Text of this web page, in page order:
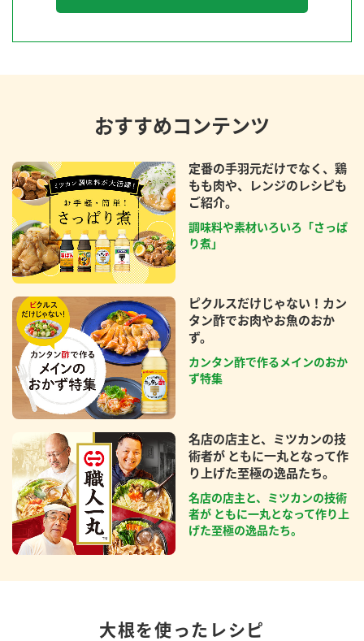
おすすめコンテンツ
定番の手羽元だけでなく、鶏
もも肉や、レンジのレシピも
ご紹介。
調味料や素材いろいろ「さっぱ
り煮」
ピクルスだけじゃない！カン
タン酢でお肉やお魚のおか
ず。
カンタン酢で作るメインのおか
ず特集
名店の店主と、ミツカンの技
術者が ともに一丸となって作
り上げた至極の逸品たち。
名店の店主と、ミツカンの技術
者が ともに一丸となって作り上
げた至極の逸品たち。
大根を使ったレシピ